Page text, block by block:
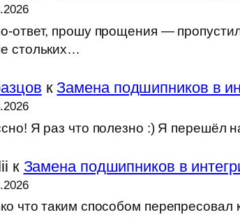
ответ, прошу прощения —
стольких…
к Замена подшипников в
Я раз что полезно :) Я перешёл
к Замена подшипников в
что таким способом